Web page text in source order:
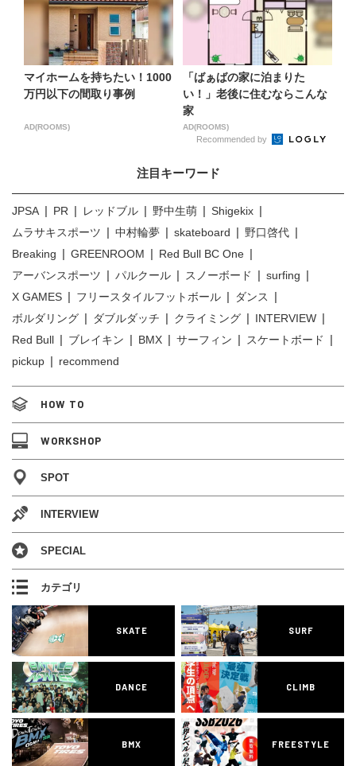
マイホームを持ちたい！1000
万円以下の間取り事例
AD(ROOMS)
「ばぁばの家に泊まりた
い！」老後に住むならこんな
家
AD(ROOMS)
Recommended by
注目キーワード
JPSA PR レッドブル 野中生萌
Shigekix
ムラサキスポーツ
中村輪夢 skateboard
野口啓代
Breaking
GREENROOM
Red Bull BC One
アーバンスポーツ
パルクール スノーボード
surfing
X GAMES
フリースタイルフットボール
ダンス
ボルダリング
ダブルダッチ クライミング
INTERVIEW
Red Bull
ブレイキン BMX サーフィン
スケートボード
pickup
recommend
HOW TO
WORKSHOP
SPOT
INTERVIEW
SPECIAL
カテゴリ
SKATE SURF
DANCE CLIMB
BMX FREESTYLE